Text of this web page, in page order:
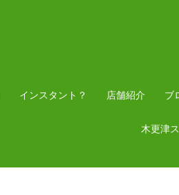
インスタント？ 店舗紹介 ブ
木更津